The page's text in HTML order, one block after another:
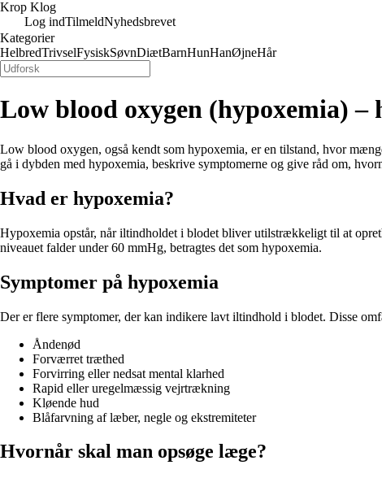
Krop Klog
Log indTilmeldNyhedsbrevet
Kategorier
HelbredTrivselFysiskSøvnDiætBarnHunHanØjneHår
Low blood oxygen (hypoxemia) –
Low blood oxygen, også kendt som hypoxemia, er en tilstand, hvor
gå i dybden med hypoxemia, beskrive symptomerne og give råd om,
Hvad er hypoxemia?
Hypoxemia opstår, når iltindholdet i blodet bliver utilstrækkeligt til at
niveauet falder under 60 mmHg, betragtes det som hypoxemia.
Symptomer på hypoxemia
Der er flere symptomer, der kan indikere lavt iltindhold i blodet. Disse
Åndenød
Forværret træthed
Forvirring eller nedsat mental klarhed
Rapid eller uregelmæssig vejrtrækning
Kløende hud
Blåfarvning af læber, negle og ekstremiteter
Hvornår skal man opsøge læge?